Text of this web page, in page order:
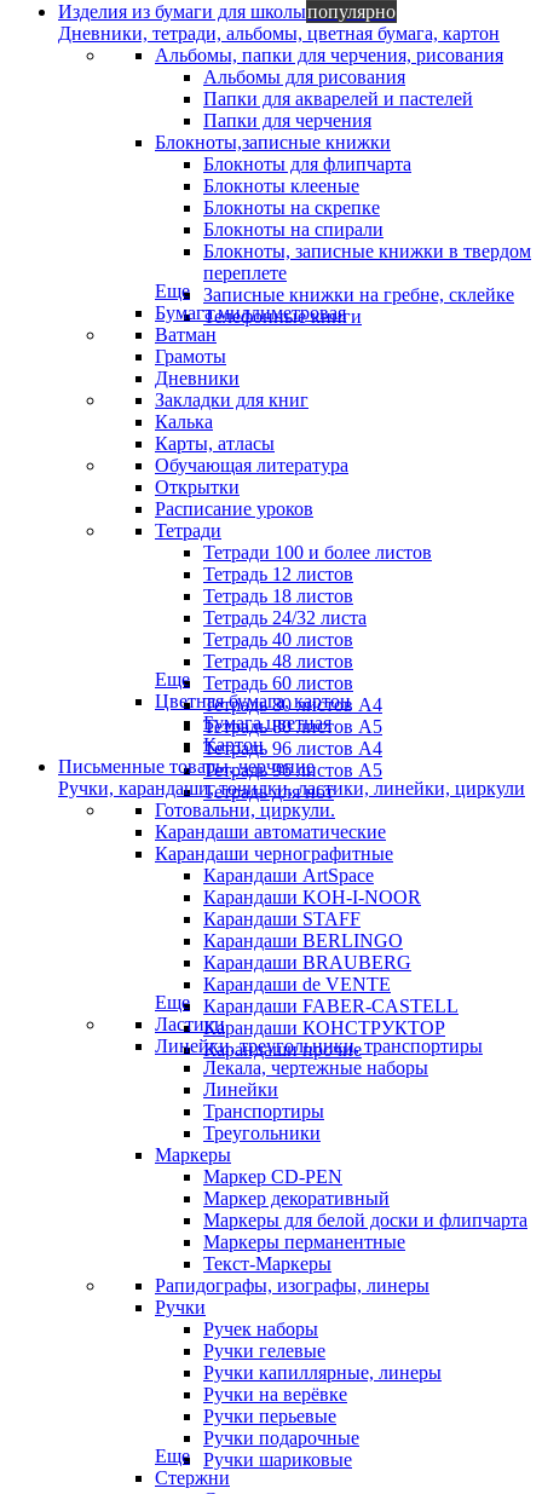
Изделия из бумаги для школыпопулярно
Дневники, тетради, альбомы, цветная бумага, картон
Альбомы, папки для черчения, рисования
Альбомы для рисования
Папки для акварелей и пастелей
Папки для черчения
Блокноты,записные книжки
Блокноты для флипчарта
Блокноты клееные
Блокноты на скрепке
Блокноты на спирали
Блокноты, записные книжки в твердом
переплете
Записные книжки на гребне, склейке
Телефонные книги
Еще
Бумага миллиметровая
Ватман
Грамоты
Дневники
Закладки для книг
Калька
Карты, атласы
Обучающая литература
Открытки
Расписание уроков
Тетради
Тетради 100 и более листов
Тетрадь 12 листов
Тетрадь 18 листов
Тетрадь 24/32 листа
Тетрадь 40 листов
Тетрадь 48 листов
Тетрадь 60 листов
Тетрадь 80 листов А4
Тетрадь 80 листов А5
Тетрадь 96 листов А4
Тетрадь 96 листов А5
Тетрадь для нот
Еще
Цветная бумага, картон
Бумага цветная
Картон
Письменные товары, черчение
Ручки, карандаши, точилки, ластики, линейки, циркули
Готовальни, циркули.
Карандаши автоматические
Карандаши чернографитные
Карандаши ArtSpace
Карандаши KOH-I-NOOR
Карандаши STAFF
Карандаши BERLINGO
Карандаши BRAUBERG
Карандаши de VENTE
Карандаши FABER-CASTELL
Карандаши КОНСТРУКТОР
Карандаши прочие
Еще
Ластики
Линейки, треугольники, транспортиры
Лекала, чертежные наборы
Линейки
Транспортиры
Треугольники
Маркеры
Маркер CD-PEN
Маркер декоративный
Маркеры для белой доски и флипчарта
Маркеры перманентные
Текст-Маркеры
Рапидографы, изографы, линеры
Ручки
Ручек наборы
Ручки гелевые
Ручки капиллярные, линеры
Ручки на верёвке
Ручки перьевые
Ручки подарочные
Ручки шариковые
Еще
Стержни